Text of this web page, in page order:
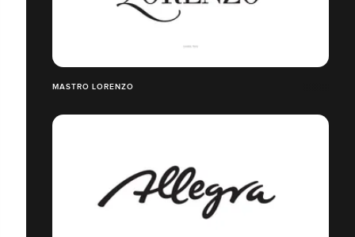
MASTRO LORENZO